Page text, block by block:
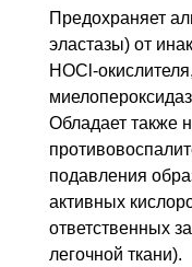
Предохраняет
эластазы) от
HOCl-
Обладает также
подавления
активных
ответственных
легочной ткани).